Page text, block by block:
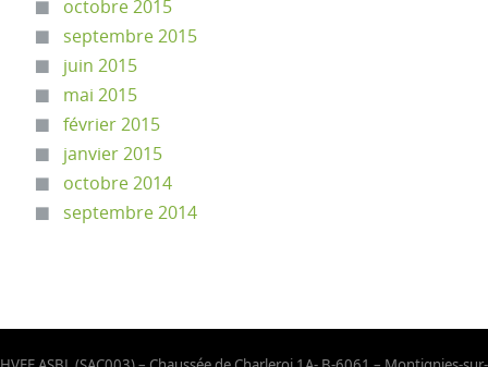
octobre 2015
septembre 2015
juin 2015
mai 2015
février 2015
janvier 2015
octobre 2014
septembre 2014